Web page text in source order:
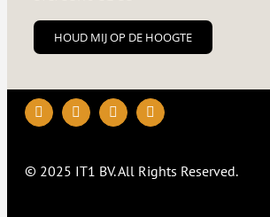
HOUD MIJ OP DE HOOGTE
© 2025 IT1 BV.All Rights Reserved.